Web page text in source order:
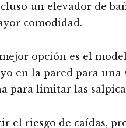
un elevador de
comodidad.
opción es el
en la pared para
para limitar las
el riesgo de caídas,